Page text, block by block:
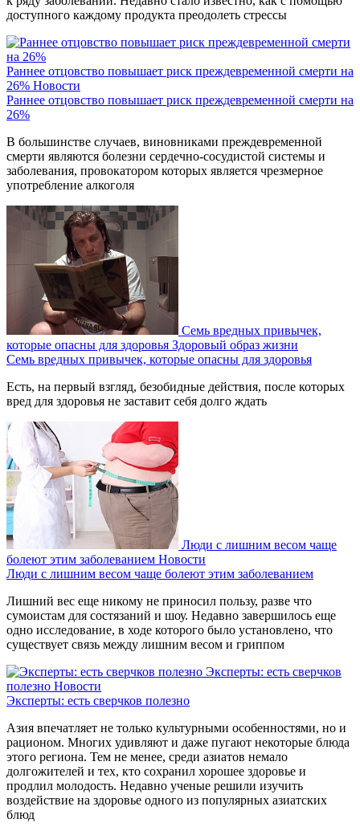
доступного каждому продукта преодолеть стрессы
Раннее отцовство повышает риск преждевременной смерти на
26% Новости
Раннее отцовство повышает риск преждевременной смерти на
26%
В большинстве случаев, виновниками преждевременной
смерти являются болезни сердечно-сосудистой системы и
заболевания, провокатором которых является чрезмерное
употребление алкоголя
Семь вредных привычек,
которые опасны для здоровья Здоровый образ жизни
Семь вредных привычек, которые опасны для здоровья
Есть, на первый взгляд, безобидные действия, после которых
вред для здоровья не заставит себя долго ждать
Люди с лишним весом чаще
болеют этим заболеванием Новости
Люди с лишним весом чаще болеют этим заболеванием
Лишний вес еще никому не приносил пользу, разве что
сумоистам для состязаний и шоу. Недавно завершилось еще
одно исследование, в ходе которого было установлено, что
существует связь между лишним весом и гриппом
Эксперты: есть сверчков
полезно Новости
Эксперты: есть сверчков полезно
Азия впечатляет не только культурными особенностями, но и
рационом. Многих удивляют и даже пугают некоторые блюда
этого региона. Тем не менее, среди азиатов немало
долгожителей и тех, кто сохранил хорошее здоровье и
продлил молодость. Недавно ученые решили изучить
воздействие на здоровье одного из популярных азиатских
блюд